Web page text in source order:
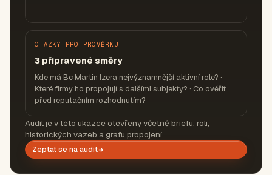
OTÁZKY PRO PROVĚRKU
3 připravené směry
Kde má Bc Martin Izera nejvýznamnější aktivní role? ·
Které firmy ho propojují s dalšími subjekty? · Co ověřit
před reputačním rozhodnutím?
Audit je v této ukázce otevřený včetně briefu, rolí,
historických vazeb a grafu propojení.
Zeptat se na audit